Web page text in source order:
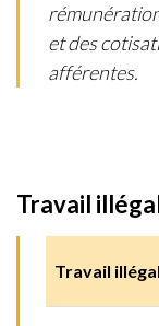
et des
afférentes.
Travail
Travail